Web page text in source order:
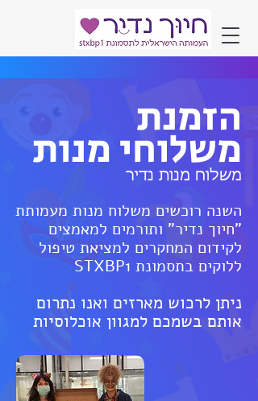
הזמנת
משלוחי מנות
משלוח מנות נדיר
השנה רוכשים משלוח מנות מעמותת
"חיוך נדיר" ותורמים למאמצים
לקידום המחקרים למציאת טיפול
ללוקים בתסמונת STXBP1
ניתן לרכוש מארזים ואנו נתרום
אותם בשמכם למגוון אוכלוסיות